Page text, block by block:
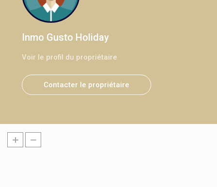
Inmo Gusto Holiday
Voir le profil du propriétaire
Contacter le propriétaire